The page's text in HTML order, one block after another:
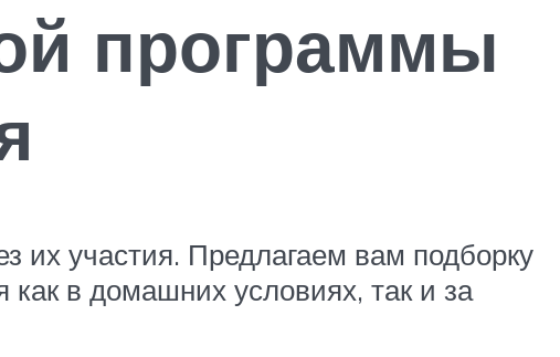
программы
их участия. Предлагаем вам подборку
в домашних условиях, так и за